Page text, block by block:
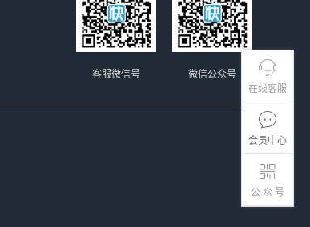
在线客服
会员中心
公 众 号
微信公众号
客服微信号